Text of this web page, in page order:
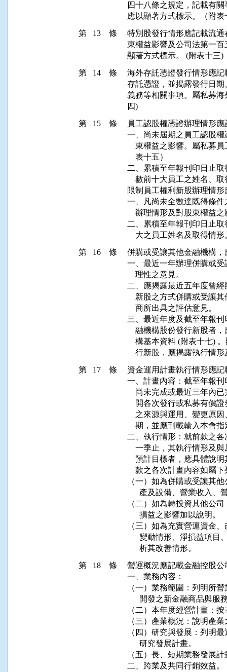
四十八條之規定，記載有
應以顯著方式標示。（附表
第 13 條
特別股發行情形應記載流
東權益影響及公司法第一
顯著方式標示。 (附表十三)
第 14 條
海外存託憑證發行情形應
存託憑證，並揭露發行日
義務等相關事項。屬私募
四)
第 15 條
員工認股權憑證辦理情形
一、尚未屆期之員工認股
東權益之影響。屬私募
    表十五）
二、累積至年報刊印日止
數前十大員工之姓名、
限制員工權利新股辦理情
一、凡尚未全數達既得條
辦理情形及對股東權益
二、累積至年報刊印日止
大之員工姓名及取得情
第 16 條
併購或受讓其他金融機構
一、最近一年辦理併購或
    理性之意見。
二、應揭露最近五年度曾
新股之方式併購或受讓
    商所出具之評估意見。
三、最近年度及截至年報
融機構股份發行新股者
構基本資料 (附表十七)
行新股，應揭露執行情
第 17 條
資金運用計畫執行情形應
一、計畫內容：截至年報
尚未完成或最近三年內
開各次發行或私募有價
之來源與運用、變更原
期，並應刊載輸入本會
二、執行情形：就前款之
一季止，其執行情形及
預計目標者，應具體說
款之各次計畫內容如屬
（一）如為併購或受讓其
產及設備、營業收入
（二）如為轉投資其他公
      損益之影響加以說明。
（三）如為充實營運資金
變動情形、淨損益項
      析其改善情形。
第 18 條
營運概況應記載金融控股
一、業務內容：
（一）業務範圍：列明所
開發之新金融商品與服
（二）本年度經營計畫：
（三）產業概況：說明產
（四）研究與發展：列明
      研究發展計畫。
（五）長、短期業務發展計
二、跨業及共同行銷效益。